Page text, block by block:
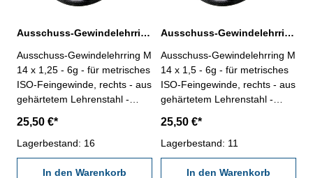
Ausschuss-Gewindelehrring M 14 x 1,25 - 6g DIN 13
Ausschuss-Gewindelehrring M
14 x 1,25 - 6g - für metrisches
ISO-Feingewinde, rechts - aus
gehärtetem Lehrenstahl -
14 x 1,25
25,50 €*
Lagerbestand: 16
In den Warenkorb
Ausschuss-Gewindelehrring M 14 x 1,5 - 6g DIN 13
Ausschuss-Gewindelehrring M
14 x 1,5 - 6g - für metrisches
ISO-Feingewinde, rechts - aus
gehärtetem Lehrenstahl -
14 x 1,5
25,50 €*
Lagerbestand: 11
In den Warenkorb